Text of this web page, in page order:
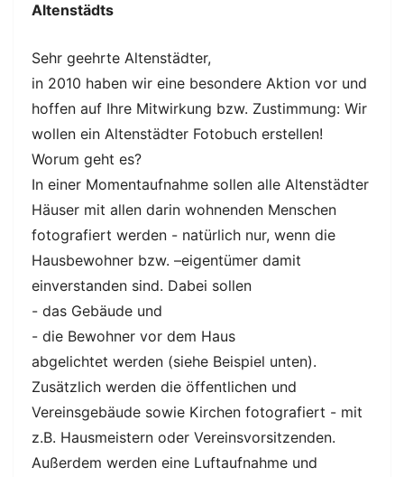
Altenstädts
Sehr geehrte Altenstädter,
in 2010 haben wir eine besondere Aktion vor und
hoffen auf Ihre Mitwirkung bzw. Zustimmung: Wir
wollen ein Altenstädter Fotobuch erstellen!
Worum geht es?
In einer Momentaufnahme sollen alle Altenstädter
Häuser mit allen darin wohnenden Menschen
fotografiert werden - natürlich nur, wenn die
Hausbewohner bzw. –eigentümer damit
einverstanden sind. Dabei sollen
- das Gebäude und
- die Bewohner vor dem Haus
abgelichtet werden (siehe Beispiel unten).
Zusätzlich werden die öffentlichen und
Vereinsgebäude sowie Kirchen fotografiert - mit
z.B. Hausmeistern oder Vereinsvorsitzenden.
Außerdem werden eine Luftaufnahme und